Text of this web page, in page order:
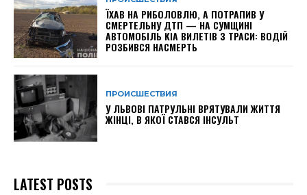
ЇХАВ НА РИБОЛОВЛЮ, А ПОТРАПИВ У
СМЕРТЕЛЬНУ ДТП — НА СУМЩИНІ
АВТОМОБІЛЬ KIA ВИЛЕТІВ З ТРАСИ: ВОДІЙ
РОЗБИВСЯ НАСМЕРТЬ
ПРОИСШЕСТВИЯ
У ЛЬВОВІ ПАТРУЛЬНІ ВРЯТУВАЛИ ЖИТТЯ
ЖІНЦІ, В ЯКОЇ СТАВСЯ ІНСУЛЬТ
LATEST POSTS